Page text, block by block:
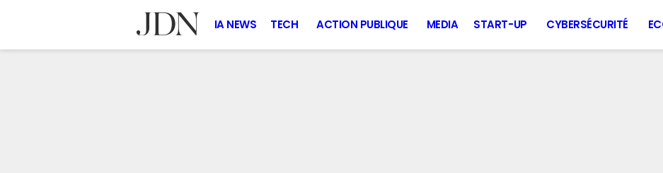
IA NEWS TECH ACTION PUBLIQUE MEDIA START-UP CYBERSÉCURITÉ